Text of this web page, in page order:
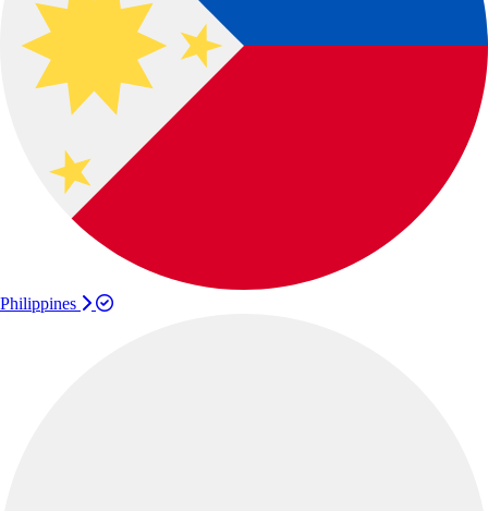
Philippines